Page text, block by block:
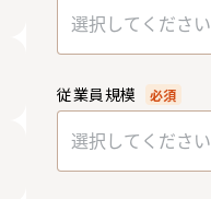
選択してください
従業員規模 必須
選択してください